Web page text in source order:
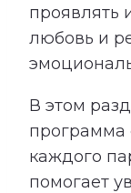
проявлять
любовь и
В этом
программа
каждого
помогает